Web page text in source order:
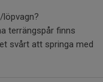
löpvagn?
terrängspår finns
svårt att springa med